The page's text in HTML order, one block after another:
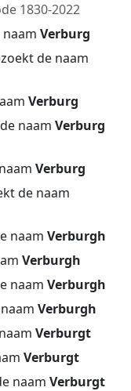
1830-2022
Verburg
de naam
Verburg
naam Verburg
Verburg
de naam
naam Verburgh
Verburgh
naam Verburgh
Verburgh
Verburgt
Verburgt
naam Verburgt